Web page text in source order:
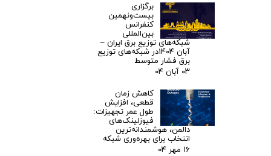
برگزاری
بیست‌ونهمین
کنفرانس
بین‌المللی
شبکه‌های توزیع برق ایران –
آبان ۱۴۰۴در شبکه‌های توزیع
برق فشار متوسط
۰۳ آبان ۰۴
کاهش زمان
قطعی، افزایش
طول عمر تجهیزات:
فیوزلینک‌های
دالمن، هوشمندانه‌ترین
انتخاب برای بهره‌وری شبکه
۱۶ مهر ۰۴